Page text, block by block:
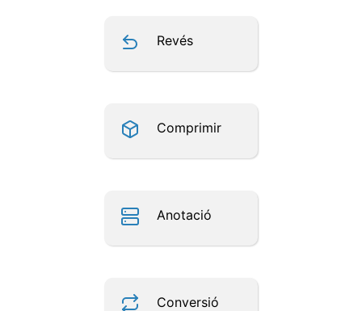
Revés
Comprimir
Anotació
Conversió